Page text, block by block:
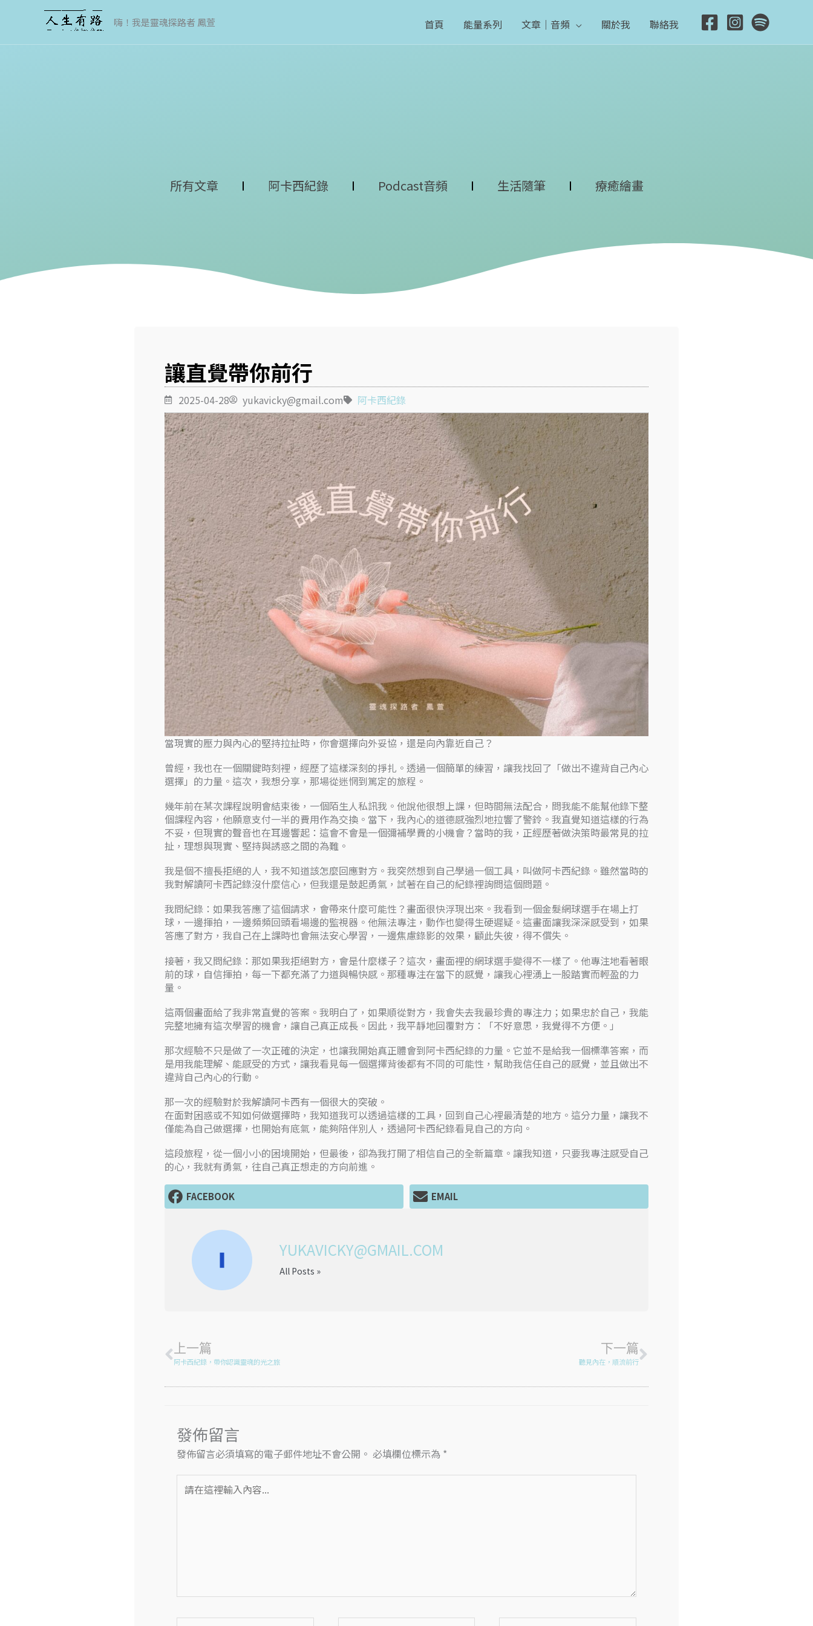
要
嗨！我是靈魂探路者 鳳萱 首頁 能量系列 文章｜音頻 關於我 聯絡我
所有文章 阿卡西紀錄 Podcast音頻 生活隨筆 療癒繪畫
讓直覺帶你前行
2025-04-28 yukavicky@gmail.com 阿卡西紀錄
當現實的壓力與內心的堅持拉扯時，你會選擇向外妥協，還是向內靠近自己？
曾經，我也在一個關鍵時刻裡，經歷了這樣深刻的掙扎。透過一個簡單的練習，讓我找回了「做出不違背自己內心
選擇」的力量。這次，我想分享，那場從迷惘到篤定的旅程。
幾年前在某次課程說明會結束後，一個陌生人私訊我。他說他很想上課，但時間無法配合，問我能不能幫他錄下整
個課程內容，他願意支付一半的費用作為交換。當下，我內心的道德感強烈地拉響了警鈴。我直覺知道這樣的行為
不妥，但現實的聲音也在耳邊響起：這會不會是一個彌補學費的小機會？當時的我，正經歷著做決策時最常見的拉
扯，理想與現實、堅持與誘惑之間的為難。
我是個不擅長拒絕的人，我不知道該怎麼回應對方。我突然想到自己學過一個工具，叫做阿卡西紀錄。雖然當時的
我對解讀阿卡西記錄沒什麼信心，但我還是鼓起勇氣，試著在自己的紀錄裡詢問這個問題。
我問紀錄：如果我答應了這個請求，會帶來什麼可能性？畫面很快浮現出來。我看到一個金髮網球選手在場上打
球，一邊揮拍，一邊頻頻回頭看場邊的監視器。他無法專注，動作也變得生硬遲疑。這畫面讓我深深感受到，如果
答應了對方，我自己在上課時也會無法安心學習，一邊焦慮錄影的效果，顧此失彼，得不償失。
接著，我又問紀錄：那如果我拒絕對方，會是什麼樣子？這次，畫面裡的網球選手變得不一樣了。他專注地看著眼
前的球，自信揮拍，每一下都充滿了力道與暢快感。那種專注在當下的感覺，讓我心裡湧上一股踏實而輕盈的力
量。
這兩個畫面給了我非常直覺的答案。我明白了，如果順從對方，我會失去我最珍貴的專注力；如果忠於自己，我能
完整地擁有這次學習的機會，讓自己真正成長。因此，我平靜地回覆對方：「不好意思，我覺得不方便。」
那次經驗不只是做了一次正確的決定，也讓我開始真正體會到阿卡西紀錄的力量。它並不是給我一個標準答案，而
是用我能理解、能感受的方式，讓我看見每一個選擇背後都有不同的可能性，幫助我信任自己的感覺，並且做出不
違背自己內心的行動。
那一次的經驗對於我解讀阿卡西有一個很大的突破。
在面對困惑或不知如何做選擇時，我知道我可以透過這樣的工具，回到自己心裡最清楚的地方。這分力量，讓我不
僅能為自己做選擇，也開始有底氣，能夠陪伴別人，透過阿卡西紀錄看見自己的方向。
這段旅程，從一個小小的困境開始，但最後，卻為我打開了相信自己的全新篇章。讓我知道，只要我專注感受自己
的心，我就有勇氣，往自己真正想走的方向前進。
FACEBOOK EMAIL
YUKAVICKY@GMAIL.COM
All Posts »
上一篇
阿卡西紀錄，帶你認識靈魂的光之旅
下一篇
聽見內在，順流前行
發佈留言
發佈留言必須填寫的電子郵件地址不會公開。 必填欄位標示為 *
在